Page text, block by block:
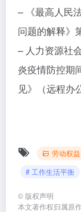
– 《最高人民
问题的解释》
– 人力资源社
炎疫情防控期
见》（远程办
劳动权益
# 工作生活平衡
© 版权声明
本文著作权归属原